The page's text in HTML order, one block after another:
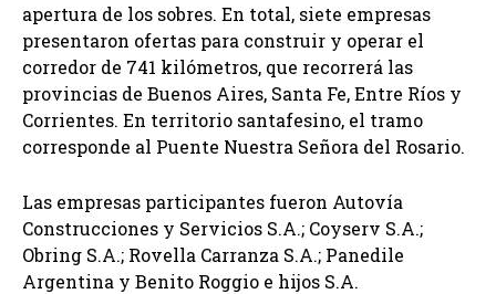
apertura de los sobres. En total, siete empresas
presentaron ofertas para construir y operar el
corredor de 741 kilómetros, que recorrerá las
provincias de Buenos Aires, Santa Fe, Entre Ríos y
Corrientes. En territorio santafesino, el tramo
corresponde al Puente Nuestra Señora del Rosario.
Las empresas participantes fueron Autovía
Construcciones y Servicios S.A.; Coyserv S.A.;
Obring S.A.; Rovella Carranza S.A.; Panedile
Argentina y Benito Roggio e hijos S.A.